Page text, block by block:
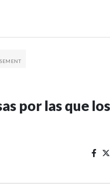
por las que los